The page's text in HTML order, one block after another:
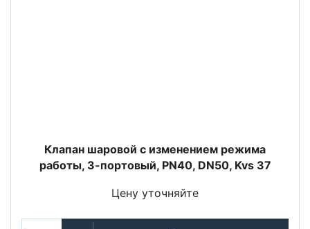
Клапан шаровой с изменением режима
работы, 3-портовый, РN40, DN50, Kvs 37
Цену уточняйте